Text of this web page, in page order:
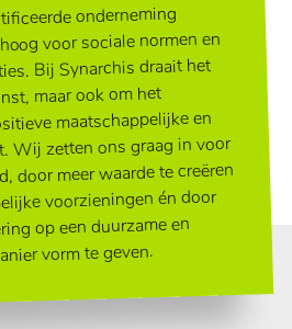
onderneming
voor sociale normen en
Bij Synarchis draait het
maar ook om het
maatschappelijke en
Wij zetten ons graag in voor
door meer waarde te creëren
voorzieningen én door
op een duurzame en
vorm te geven.